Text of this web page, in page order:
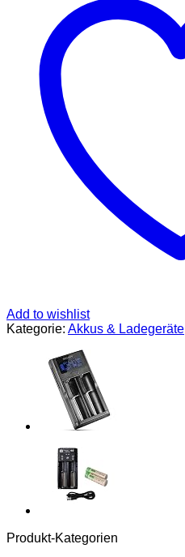
Stück
3.7V
Li-
Ion
Akku
18650
18500
18350
AA
AAA
Akkus(mit
USB-
Menge
Add to wishlist
Kategorie: Akkus & Ladegeräte
Produkt-Kategorien